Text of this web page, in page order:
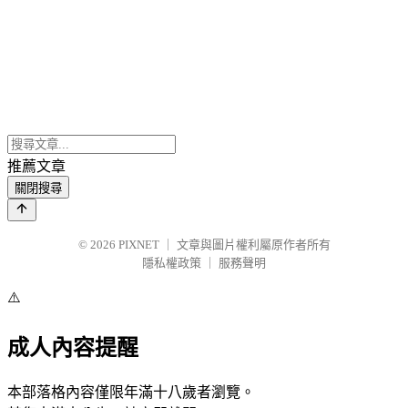
推薦文章
關閉搜尋
© 2026 PIXNET
文章與圖片權利屬原作者所有
隱私權政策
服務聲明
⚠️
成人內容提醒
本部落格內容僅限年滿十八歲者瀏覽。